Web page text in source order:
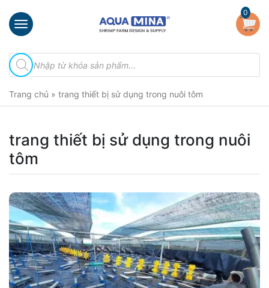
×
chủ
thiệu
phẩm
Đầu
Bọt
Khí
Ventek
Hướng
dẫn
lắp
đặt
0
Tìm
kiếm
sản
Trang chủ » trang thiết bị sử dụng trong nuôi tôm
trang thiết bị sử dụng trong nuôi
tôm